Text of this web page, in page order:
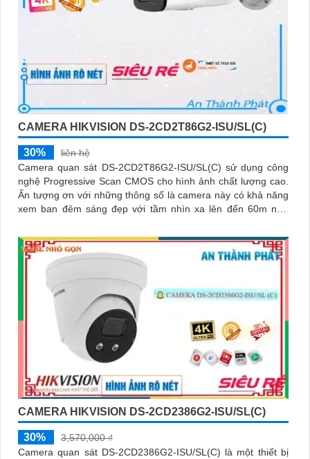
CAMERA HIKVISION DS-2CD2T86G2-ISU/SL(C)
30%
liên hệ
Camera quan sát DS-2CD2T86G2-ISU/SL(C) sử dụng công
nghệ Progressive Scan CMOS cho hình ảnh chất lượng cao.
Ấn tượng ơn với những thông số là camera này có khả năng
xem ban đêm sáng đẹp với tầm nhìn xa lên đến 60m nhờ
CAMERA HIKVISION DS-2CD2386G2-ISU/SL(C)
30%
3,570,000 ₫
Camera quan sát DS-2CD2386G2-ISU/SL(C) là một thiết bị